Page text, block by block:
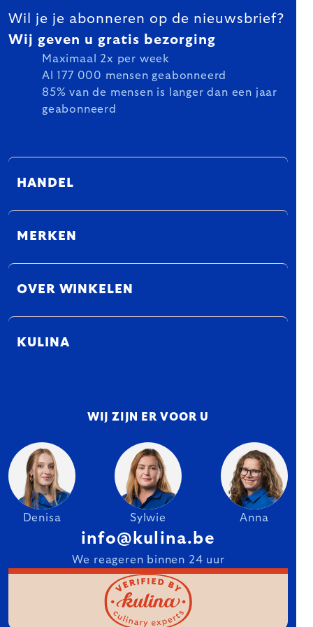
Wil je je abonneren op de nieuwsbrief?
Wij geven u gratis bezorging
Maximaal 2x per week
Al 177 000 mensen geabonneerd
85% van de mensen is langer dan een jaar
geabonneerd
HANDEL
MERKEN
OVER WINKELEN
KULINA
WIJ ZIJN ER VOOR U
Denisa Sylwie Anna
info@kulina.be
We reageren binnen 24 uur